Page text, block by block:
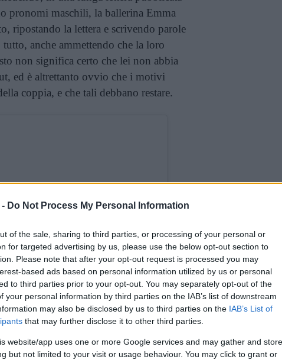
Do Not Process My Personal Information
of the sale, sharing to third parties, or processing of your personal or
for targeted advertising by us, please use the below opt-out section to
Please note that after your opt-out request is processed you may
based ads based on personal information utilized by us or personal
to third parties prior to your opt-out. You may separately opt-out of the
your personal information by third parties on the IAB’s list of downstream
may also be disclosed by us to third parties on the IAB’s List of
that may further disclose it to other third parties.
website/app uses one or more Google services and may gather and store
but not limited to your visit or usage behaviour. You may click to grant or
pronomi maschili, la ballerina Emma
ripostando la lettera e scrivendo parole
anche ammettendo che la loro
non significa certo che lei non abbia
ed è altrettanto ovvio che i motivi
coppia, e che tali debbano restare.
post su Instagram